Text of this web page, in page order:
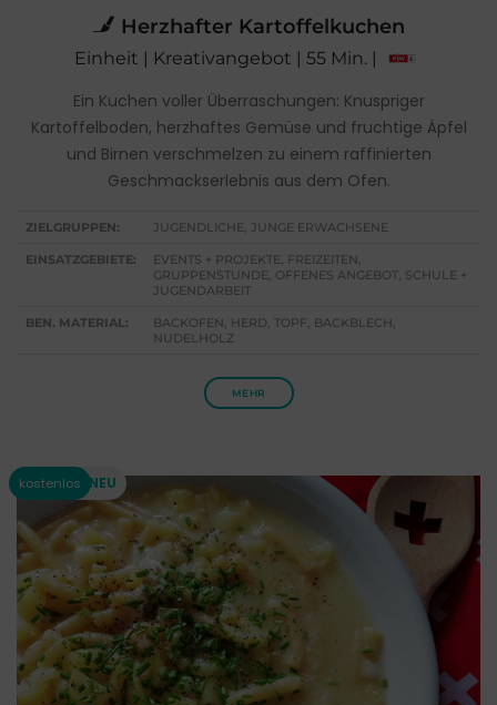
Herzhafter Kartoffelkuchen
Einheit | Kreativangebot | 55 Min. |
Ein Kuchen voller Überraschungen: Knuspriger
Kartoffelboden, herzhaftes Gemüse und fruchtige Äpfel
und Birnen verschmelzen zu einem raffinierten
Geschmackserlebnis aus dem Ofen.
ZIELGRUPPEN: JUGENDLICHE, JUNGE ERWACHSENE
EINSATZGEBIETE:
EVENTS + PROJEKTE, FREIZEITEN,
GRUPPENSTUNDE, OFFENES ANGEBOT, SCHULE +
JUGENDARBEIT
BEN. MATERIAL:
BACKOFEN, HERD, TOPF, BACKBLECH,
NUDELHOLZ
MEHR